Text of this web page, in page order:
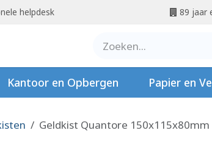
helpdesk 89 jaar
Kantoor en Opbergen Papier en
Geldkist Quantore